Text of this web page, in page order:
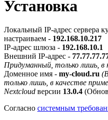
Установка
Локальный IP-адрес сервера
настраиваем - 192.168.10.217
IP-адрес шлюза - 192.168.10.1
Внешний IP-адрес -
Придуманный, только лишь, в
Доменное имя - my-cloud.ru
только лишь, в качестве
Nextcloud версии 13.0.4
Согласно системным